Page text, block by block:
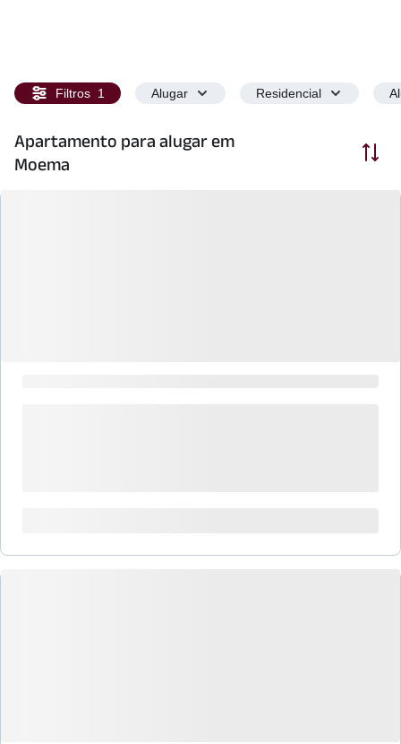
Filtros 1 Alugar Residencial
Apartamento para alugar em
Moema
Ordenar